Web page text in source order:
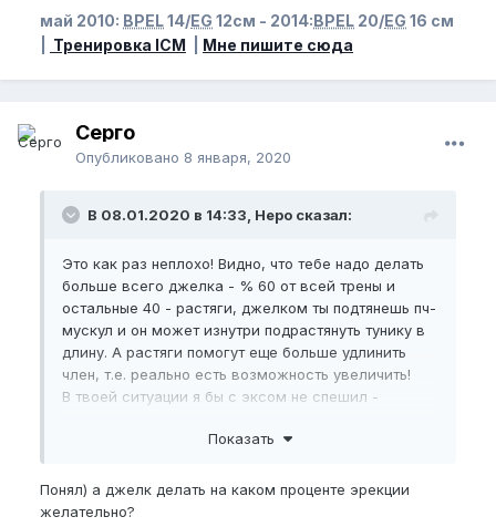
май 2010: BPEL14/EG 12см - 2014:BPEL 20/EG 16 см
Тренировка ICM Мне пишите сюда
Серго
Опубликовано 8 января, 2020
В 08.01.2020 в 14:33, Неро сказал:
Это как раз неплохо! Видно, что тебе надо делать
больше всего джелка - % 60 от всей трены и
остальные 40 - растяги, джелком ты подтянешь пч-
мускул и он может изнутри подрастянуть тунику в
длину. А растяги помогут еще больше удлинить
член, т.е. реально есть возможность увеличить!
В твоей ситуации я бы с эксом не спешил -
получится! тем более тебе сейчас не тянуть надо, а
Показать
Понял) а джелк делать на каком проценте эрекции
желательно?